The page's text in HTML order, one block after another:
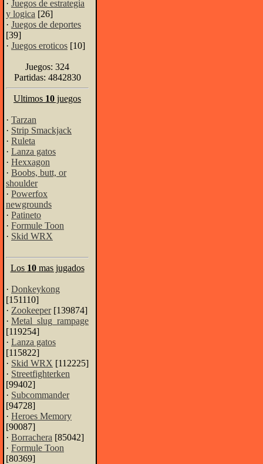
· Juegos de estrategia
y logica [26]
· Juegos de deportes
[39]
· Juegos eroticos [10]
Juegos: 324
Partidas: 4842830
Ultimos 10 juegos
· Tarzan
· Strip Smackjack
· Ruleta
· Lanza gatos
· Hexxagon
· Boobs, butt, or
shoulder
· Powerfox
newgrounds
· Patineto
· Formule Toon
· Skid WRX
Los 10mas jugados
· Donkeykong
[151110]
· Zookeeper[139874]
· Metal_slug_rampage
[119254]
· Lanza gatos
[115822]
· Skid WRX [112225]
· Streetfighterken
[99402]
· Subcommander
[94728]
· Heroes Memory
[90087]
· Borrachera [85042]
· Formule Toon
[80369]